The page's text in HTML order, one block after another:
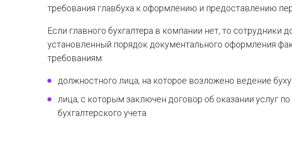
требования главбуха к оформлению и предоставлению
Если главного бухгалтера в компании нет, то
установленный порядок документального оформления
требованиям:
должностного лица, на которое возложено ведение
лица, с которым заключен договор об оказании услуг
бухгалтерского учета.